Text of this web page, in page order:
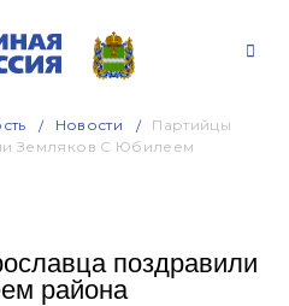
Новости
Партийцы
Земляков С Юбилеем
поздравили
района